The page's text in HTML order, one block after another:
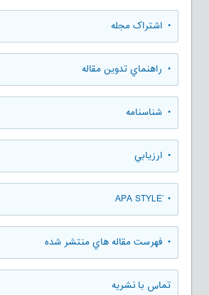
• اشتراک مجله
• راهنماي تدوين مقاله
• شناسنامه
• ارزيابي
• َAPA STYLE
• فهرست مقاله هاي منتشر شده
تماس با نشریه